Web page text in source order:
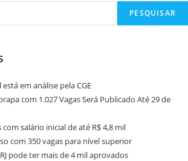
PESQUISAR
em análise pela CGE
com 1.027 Vagas Será Publicado Até 29 de
com salário inicial de até R$ 4,8 mil
com 350 vagas para nível superior
pode ter mais de 4 mil aprovados